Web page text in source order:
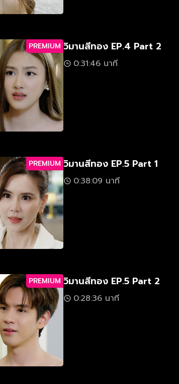
PREMIUM วิมานสีทอง EP.4 Part 2
0:31:46 นาที
PREMIUM วิมานสีทอง EP.5 Part 1
0:38:09 นาที
PREMIUM วิมานสีทอง EP.5 Part 2
0:28:36 นาที